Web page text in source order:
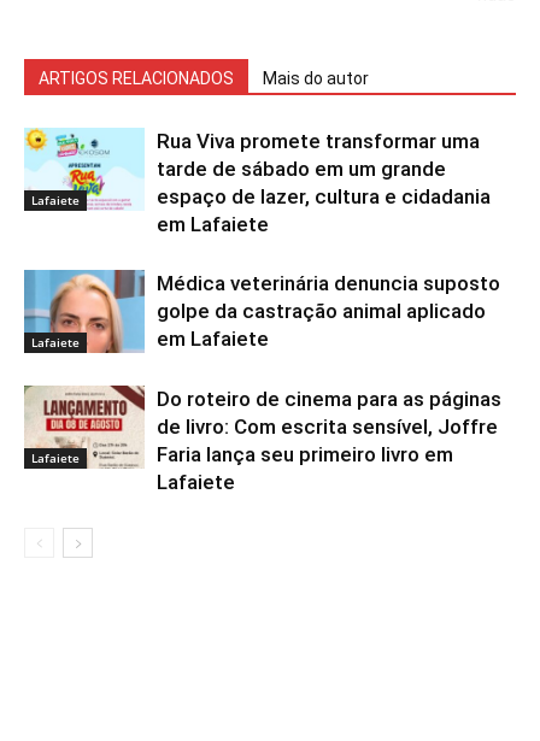
ARTIGOS RELACIONADOS Mais do autor
Lafaiete
Rua Viva promete transformar uma
tarde de sábado em um grande
espaço de lazer, cultura e cidadania
em Lafaiete
Lafaiete
Médica veterinária denuncia suposto
golpe da castração animal aplicado
em Lafaiete
Lafaiete
Do roteiro de cinema para as páginas
de livro: Com escrita sensível, Joffre
Faria lança seu primeiro livro em
Lafaiete